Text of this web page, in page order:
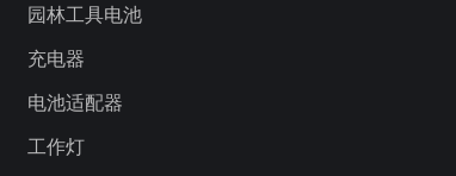
园林工具电池
充电器
电池适配器
工作灯